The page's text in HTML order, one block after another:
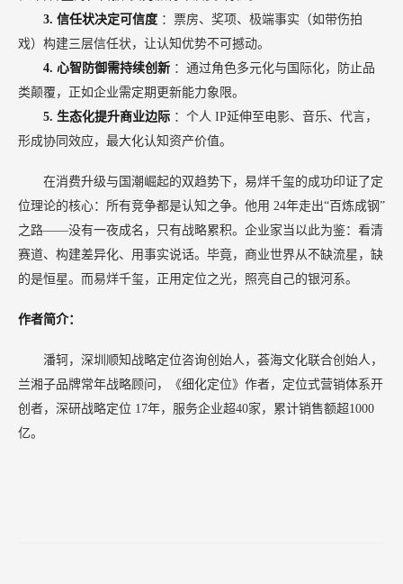
3. 信任状决定可信度 ：票房、奖项、极端事实（如带伤拍
戏）构建三层信任状，让认知优势不可撼动。
4. 心智防御需持续创新 ：通过角色多元化与国际化，防止品
类颠覆，正如企业需定期更新能力象限。
5. 生态化提升商业边际 ：个人 IP延伸至电影、音乐、代言，
形成协同效应，最大化认知资产价值。
在消费升级与国潮崛起的双趋势下，易烊千玺的成功印证了定
位理论的核心：所有竞争都是认知之争。他用 24年走出“百炼成钢”
之路——没有一夜成名，只有战略累积。企业家当以此为鉴：看清
赛道、构建差异化、用事实说话。毕竟，商业世界从不缺流星，缺
的是恒星。而易烊千玺，正用定位之光，照亮自己的银河系。
作者简介：
潘轲，深圳顺知战略定位咨询创始人，荟海文化联合创始人，
兰湘子品牌常年战略顾问，《细化定位》作者，定位式营销体系开
创者，深研战略定位 17年，服务企业超40家，累计销售额超1000
亿。